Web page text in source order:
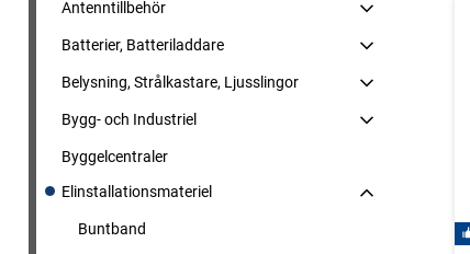
Antenntillbehör
Batterier, Batteriladdare
Belysning, Strålkastare, Ljusslingor
Bygg- och Industriel
Byggelcentraler
Elinstallationsmateriel
Buntband